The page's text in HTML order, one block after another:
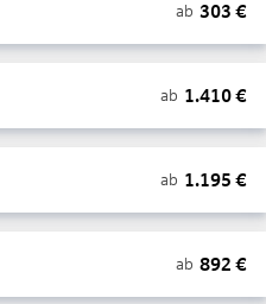
ab 303 €
ab 1.410€
ab 1.195 €
ab 892 €